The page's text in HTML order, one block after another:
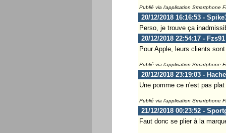
Publié via l'application Smartphone
20/12/2018 16:16:53 -
Perso, je trouve ça
20/12/2018 22:54:17 - Fzs91
Pour Apple, leurs clients
Publié via l'application Smartphone
20/12/2018 23:19:03 -
Une pomme ce n'est pas
Publié via l'application Smartphone
21/12/2018 00:23:52 -
Faut donc se plier à la